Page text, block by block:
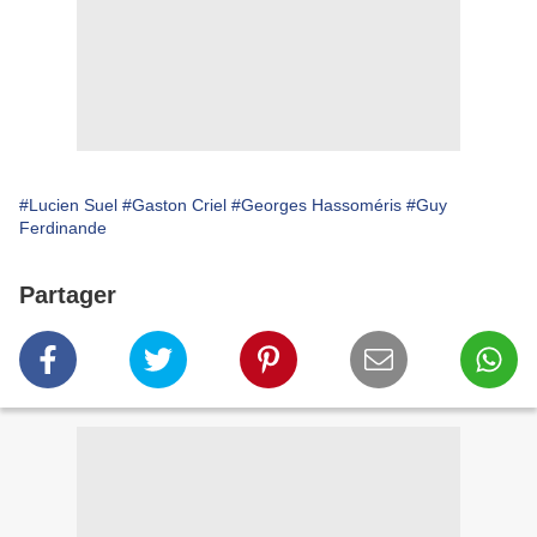
#Lucien Suel #Gaston Criel #Georges Hassoméris #Guy
Ferdinande
Partager